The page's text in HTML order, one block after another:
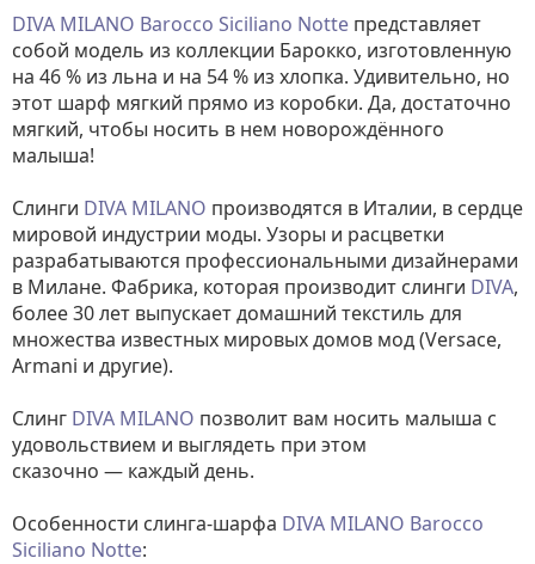
DIVA MILANO Barocco Siciliano Notte представляет
собой модель из коллекции Барокко, изготовленную
на 46 % из льна и на 54 % из хлопка. Удивительно, но
этот шарф мягкий прямо из коробки. Да, достаточно
мягкий, чтобы носить в нем новорождённого
малыша!
Слинги DIVA MILANO производятся в Италии, в сердце
мировой индустрии моды. Узоры и расцветки
разрабатываются профессиональными дизайнерами
в Милане. Фабрика, которая производит слинги DIVA,
более 30 лет выпускает домашний текстиль для
множества известных мировых домов мод (Versace,
Armani и другие).
Слинг DIVA MILANO позволит вам носить малыша с
удовольствием и выглядеть при этом
сказочно — каждый день.
Особенности слинга-шарфа DIVA MILANO Barocco
Siciliano Notte: